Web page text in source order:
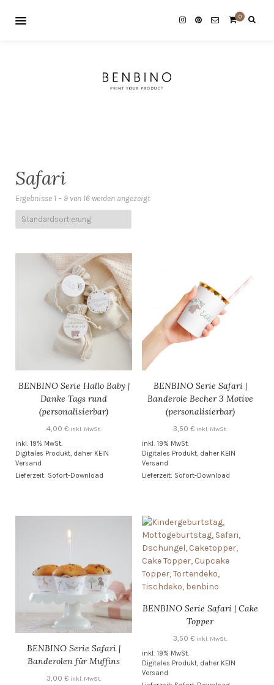
0
Safari
Ergebnisse 1 – 9 von 16 werden angezeigt
BENBINO Serie Hallo Baby |
Danke Tags rund
(personalisierbar)
4,00 € inkl. MwSt.
inkl. 19% MwSt.
Digitales Produkt, daher KEIN
Versand
Lieferzeit: Sofort-Download
BENBINO Serie Safari |
Banderole Becher 3 Motive
(personalisierbar)
3,50 € inkl. MwSt.
inkl. 19% MwSt.
Digitales Produkt, daher KEIN
Versand
Lieferzeit: Sofort-Download
BENBINO Serie Safari |
Banderolen für Muffins
3,00 € inkl. MwSt.
BENBINO Serie Safari | Cake
Topper
3,50 € inkl. MwSt.
inkl. 19% MwSt.
Digitales Produkt, daher KEIN
Versand